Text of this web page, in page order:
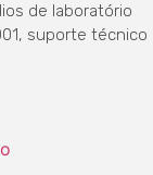
de laboratório
suporte técnico